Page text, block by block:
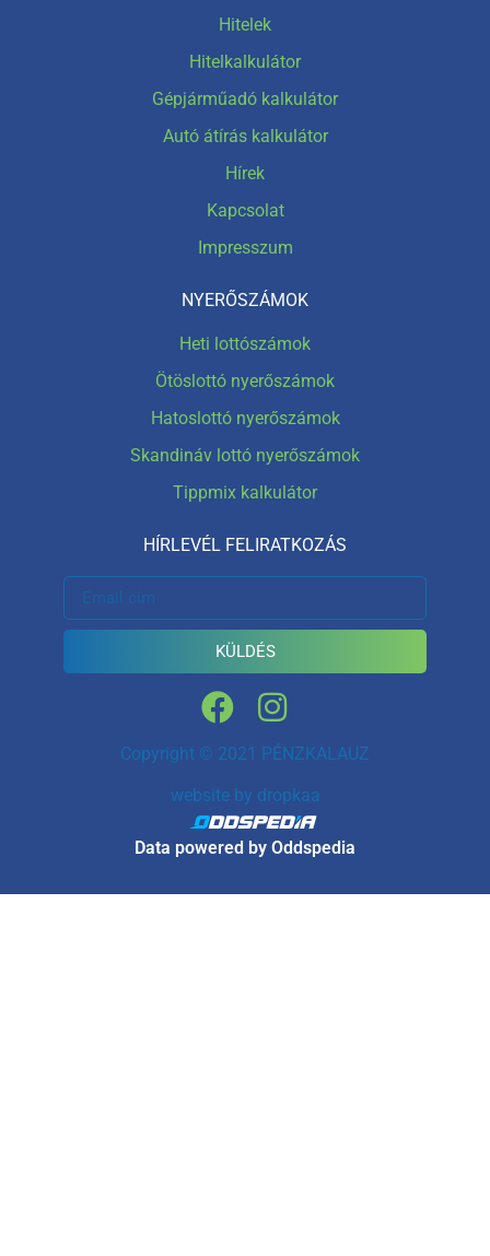
Hitelek
Hitelkalkulátor
Gépjárműadó kalkulátor
Autó átírás kalkulátor
Hírek
Kapcsolat
Impresszum
NYERŐSZÁMOK
Heti lottószámok
Ötöslottó nyerőszámok
Hatoslottó nyerőszámok
Skandináv lottó nyerőszámok
Tippmix kalkulátor
HÍRLEVÉL FELIRATKOZÁS
KÜLDÉS
Copyright © 2021 PÉNZKALAUZ
website by dropkaa
Data powered by Oddspedia